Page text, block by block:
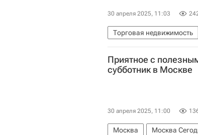
30 апреля 2025, 11:03
Торговая недвижимость
Москва
Ритейл
Приятное с
субботник в Москве
30 апреля 2025, 11:00
Москва Москва